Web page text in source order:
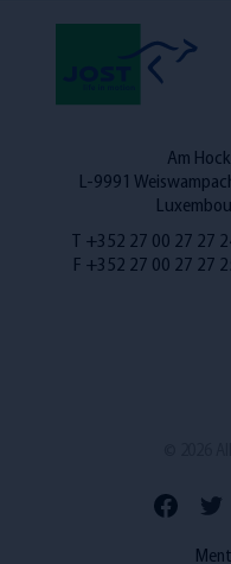
FR
Am
L-9991
T +352 27 00 27 27
F +352 27 00 27 27